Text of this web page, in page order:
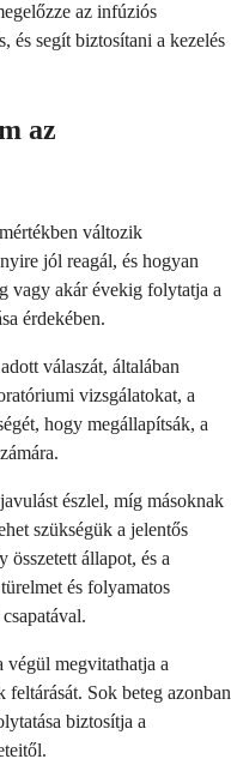
az infúziós
és segít biztosítani a kezelés
az
változik
jól reagál, és hogyan
vagy akár évekig folytatja a
érdekében.
válaszát, általában
vizsgálatokat, a
hogy megállapítsák, a
észlel, míg másoknak
szükségük a jelentős
összetett állapot, és a
és folyamatos
megvitathatja a
feltárását. Sok beteg azonban
biztosítja a